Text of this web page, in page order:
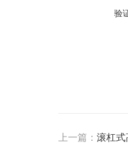
验
上一篇：滚杠式